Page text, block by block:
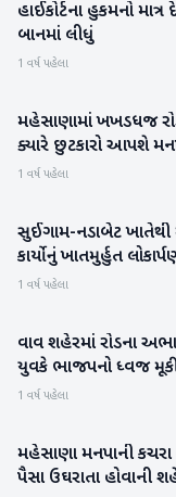
મહેસાણા
હાઈકોર્ટના હુકમનો
બાનમાં લીધું
1 વર્ષ પહેલા
મહેસાણા
મહેસાણામાં ખખડધજ
ક્યારે છુટકારો આપશે
1 વર્ષ પહેલા
બનાસકાંઠા
સુઈગામ-નડાબેટ ખાતેથી
કાર્યોનું ખાતમુર્હુત
1 વર્ષ પહેલા
બનાસકાંઠા
વાવ શહેરમાં રોડના
યુવકે ભાજપનો ધ્વજ મૂકી
1 વર્ષ પહેલા
મહેસાણા
મહેસાણા મનપાની
પૈસા ઉઘરાતા હોવાની